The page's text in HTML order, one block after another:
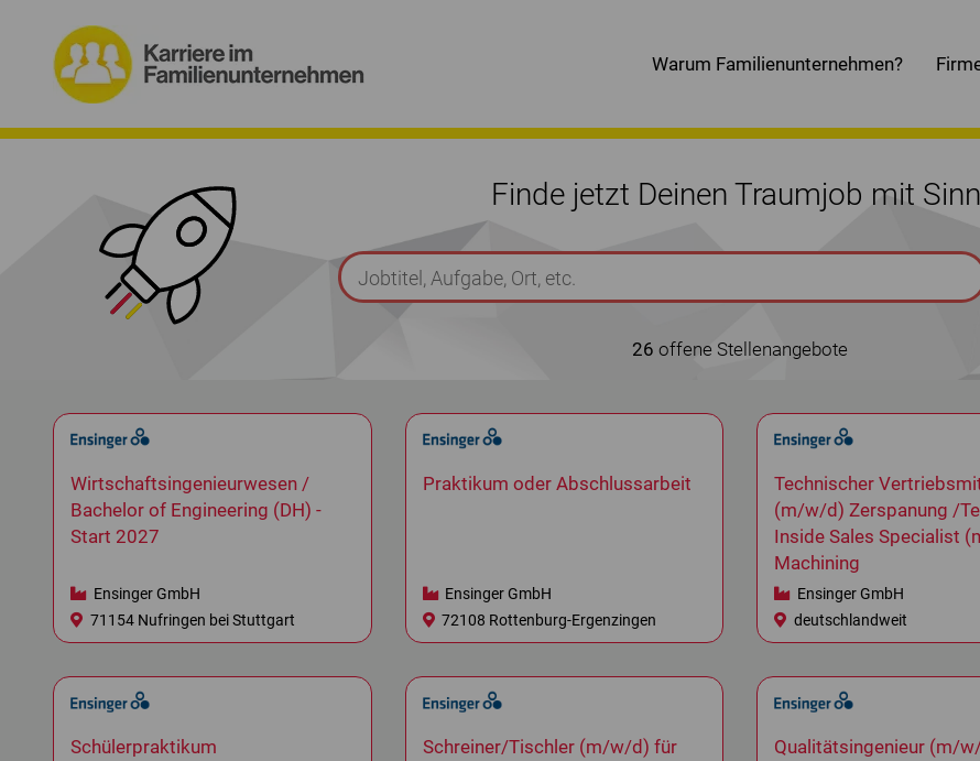
Warum Familienunternehmen?
Finde jetzt Deinen Traumjob mit
26 offene Stellenangebote
Wirtschaftsingenieurwesen /
Bachelor of Engineering (DH) -
Start 2027
Ensinger GmbH
71154 Nufringen bei Stuttgart
Praktikum oder Abschlussarbeit
Ensinger GmbH
72108 Rottenburg-Ergenzingen
Technischer
(m/w/d) Zerspanung /
Inside Sales Specialist
Machining
Ensinger GmbH
deutschlandweit
Schülerpraktikum
Schreiner/Tischler (m/w/d) für
Qualitätsingenieur (m/